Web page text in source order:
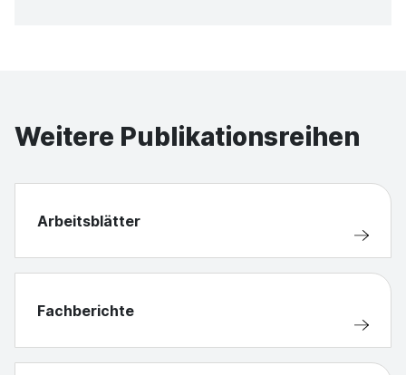
Weitere Publikationsreihen
Arbeitsblätter
Fachberichte